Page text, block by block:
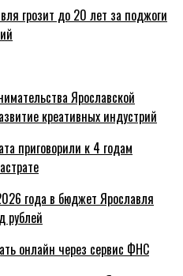
грозит до 20 лет за поджоги
Ярославской
креативных индустрий
приговорили к 4 годам
года в бюджет Ярославля
рублей
онлайн через сервис ФНС